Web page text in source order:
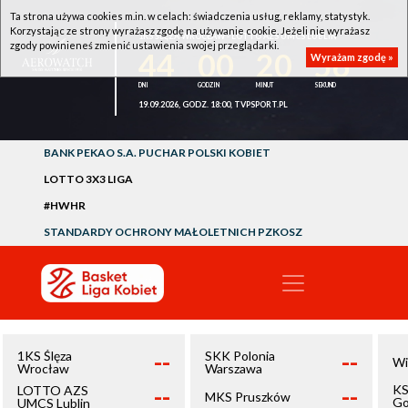
1KS ŚLĘZA WROCŁAW - LOTTO AZS UMCS LUBLIN
56
19.09.2026, GODZ. 18:00, TVPSPORT.PL
BANK PEKAO S.A. PUCHAR POLSKI KOBIET
LOTTO 3X3 LIGA
#HWHR
STANDARDY OCHRONY MAŁOLETNICH PZKOSZ
1KS Ślęza
Wrocław
--
LOTTO AZS
UMCS Lublin
--
SKK Polonia
Warszawa
--
MKS Pruszków --
Ta strona używa cookies m.in. w celach: świadczenia usług, reklamy, statystyk.
Korzystając ze strony wyrażasz zgodę na używanie cookie. Jeżeli nie wyrażasz
zgody powinieneś zmienić ustawienia swojej przeglądarki.
Wyrażam zgodę »